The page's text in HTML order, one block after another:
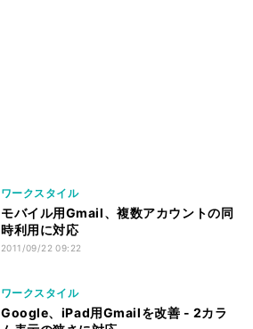
ワークスタイル
モバイル用Gmail、複数アカウントの同
時利用に対応
2011/09/22 09:22
ワークスタイル
Google、iPad用Gmailを改善 - 2カラ